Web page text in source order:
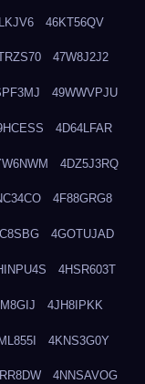
46KT56QV
47W8J2J2
49WWVPJU
4D64LFAR
4DZ5J3RQ
4F88GRG8
4GOTUJAD
4HSR603T
4JH8IPKK
4KNS3G0Y
4NNSAVOG